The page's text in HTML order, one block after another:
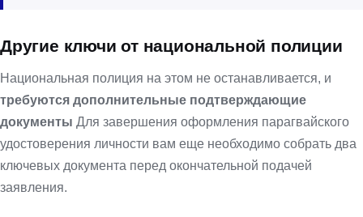
Другие ключи от национальной полиции
Национальная полиция на этом не останавливается, и
требуются дополнительные подтверждающие
документы Для завершения оформления парагвайского
удостоверения личности вам еще необходимо собрать два
ключевых документа перед окончательной подачей
заявления.